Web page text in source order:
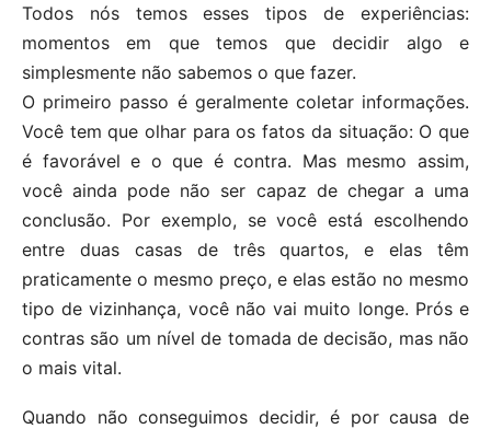
Todos nós temos esses tipos de experiências:
momentos em que temos que decidir algo e
simplesmente não sabemos o que fazer.
O primeiro passo é geralmente coletar informações.
Você tem que olhar para os fatos da situação: O que
é favorável e o que é contra. Mas mesmo assim,
você ainda pode não ser capaz de chegar a uma
conclusão. Por exemplo, se você está escolhendo
entre duas casas de três quartos, e elas têm
praticamente o mesmo preço, e elas estão no mesmo
tipo de vizinhança, você não vai muito longe. Prós e
contras são um nível de tomada de decisão, mas não
o mais vital.
Quando não conseguimos decidir, é por causa de